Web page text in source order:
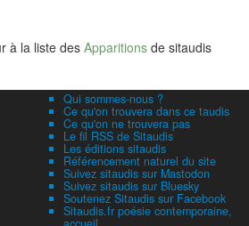
à la liste des Apparitions de sitaudis
Qui sommes-nous ?
Ce qu'on trouvera dans ce taudis
Ce qu'on ne trouvera pas
Le fil RSS de Sitaudis
Les éditions sitaudis
Référencement naturel du site
Suivez sitaudis sur Mastodon
Suivez sitaudis sur Bluesky
Soutenez Sitaudis sur Facebook
Sitaudis.fr poésie contemporaine,